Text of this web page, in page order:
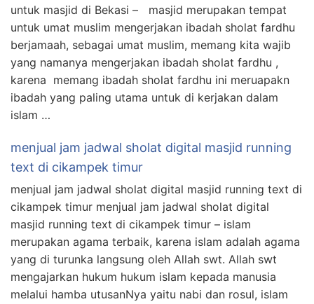
untuk masjid di Bekasi – masjid merupakan tempat
untuk umat muslim mengerjakan ibadah sholat fardhu
berjamaah, sebagai umat muslim, memang kita wajib
yang namanya mengerjakan ibadah sholat fardhu ,
karena memang ibadah sholat fardhu ini meruapakn
ibadah yang paling utama untuk di kerjakan dalam
islam …
menjual jam jadwal sholat digital masjid running
text di cikampek timur
menjual jam jadwal sholat digital masjid running text di
cikampek timur menjual jam jadwal sholat digital
masjid running text di cikampek timur – islam
merupakan agama terbaik, karena islam adalah agama
yang di turunka langsung oleh Allah swt. Allah swt
mengajarkan hukum hukum islam kepada manusia
melalui hamba utusanNya yaitu nabi dan rosul, islam